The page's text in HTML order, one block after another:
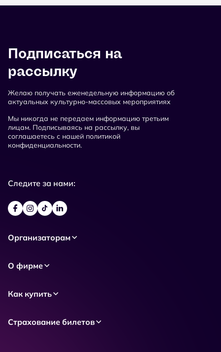
Подписаться на
рассылку
Желаю получать еженедельную информацию об
актуальных культурно-массовых мероприятиях
Мы никогда не передаем информацию третьим
лицам. Подписываясь на рассылку, вы
соглашаетесь с нашей политикой
конфиденциальности.
Следите за нами:
Организаторам
О фирме
Как купить
Страхование билетов